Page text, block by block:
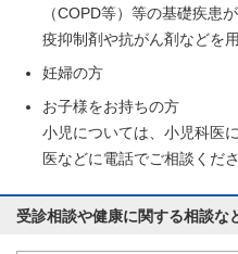
（COPD等）等の基礎疾患
疫抑制剤や抗がん剤などを
妊婦の方
お子様をお持ちの方
小児については、小児科医
医などに電話でご相談くださ
受診相談や健康に関する相談な